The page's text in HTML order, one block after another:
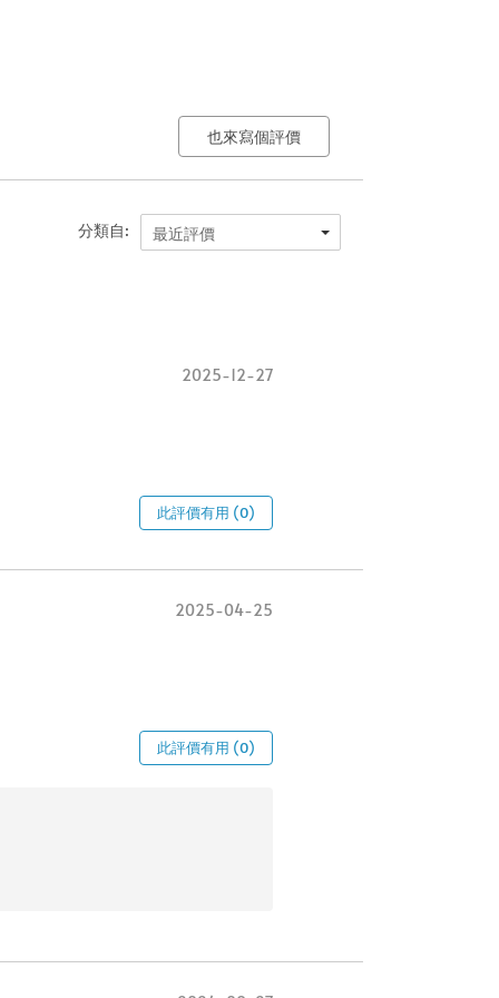
也來寫個評價
分類自: 最近評價
2025-12-27
此評價有用 (0)
2025-04-25
此評價有用 (0)